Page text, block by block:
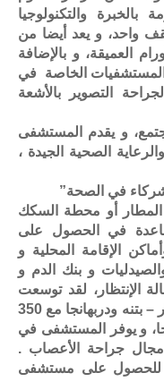
بالخبرة والتكنولوجيا
واحد، و يعد أيضا من
العميقة، و بالإضافة
الخاصة في
التصوير بالأشعة
و يقدم المستشفى
الصحية الجيدة ،
في الصحة”
أو محطة السكك
في الحصول على
الإقامة المحلية و
و بنك الدم و
الإنتظار، لقد توسعت
عملياته حالياً إلى مدينتين في ولاية بيهار – بتنه ودربهانجا مع 350
في دربهانجا، و يوفر المستشفى في
مجال جراحة الأعصاب .
للحصول على مستشفى